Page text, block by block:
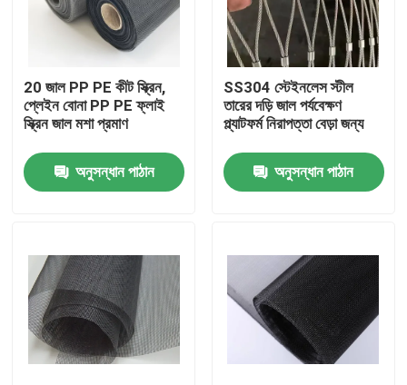
বাড়ি
পণ্য
20 জাল PP PE কীট স্ক্রিন,
প্লেইন বোনা PP PE ফ্লাই
স্ক্রিন জাল মশা প্রমাণ
অনুসন্ধান পাঠান
SS304 স্টেইনলেস স্টীল
তারের দড়ি জাল পর্যবেক্ষণ
প্ল্যাটফর্ম নিরাপত্তা বেড়া জন্য
অনুসন্ধান পাঠান